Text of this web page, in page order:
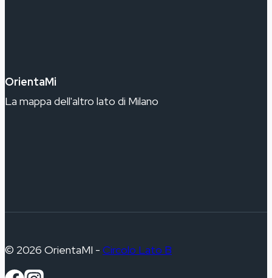
OrientaMi
La mappa dell'altro lato di Milano
© 2026 OrientaMI - Circolo Lato B